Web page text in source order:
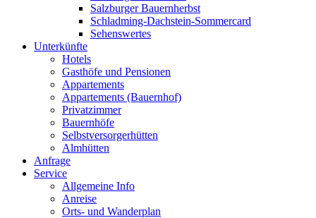
Salzburger Bauernherbst
Schladming-Dachstein-Sommercard
Sehenswertes
Unterkünfte
Hotels
Gasthöfe und Pensionen
Appartements
Appartements (Bauernhof)
Privatzimmer
Bauernhöfe
Selbstversorgerhütten
Almhütten
Anfrage
Service
Allgemeine Info
Anreise
Orts- und Wanderplan